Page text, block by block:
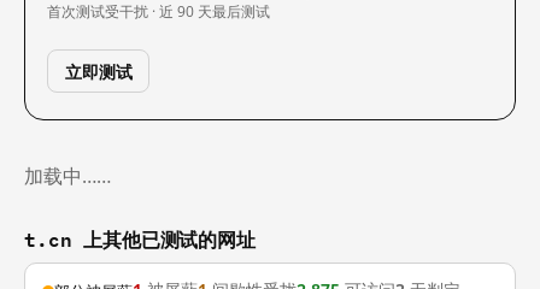
首次测试受干扰 · 近 90 天最后测试
立即测试
加载中……
t.cn 上其他已测试的网址